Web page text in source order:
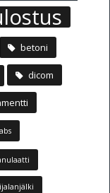
betoni
dicom